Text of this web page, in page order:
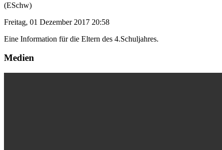
(ESchw)
Freitag, 01 Dezember 2017 20:58
Eine Information für die Eltern des 4.Schuljahres.
Medien